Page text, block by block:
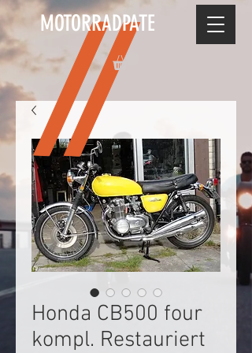
MOTORRADPATE
Honda CB500 four
kompl. Restauriert